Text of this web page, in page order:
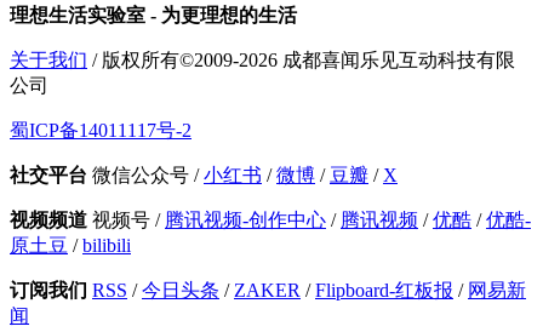
理想生活实验室 - 为更理想的生活
关于我们 / 版权所有©2009-2026 成都喜闻乐见互动科技有限
公司
蜀ICP备14011117号-2
社交平台 微信公众号 /小红书 /微博 / 豆瓣 / X
视频频道 视频号 / 腾讯视频-创作中心 / 腾讯视频 /优酷 /优酷-
原土豆 /bilibili
订阅我们 RSS /今日头条 / ZAKER /Flipboard-红板报 / 网易新
闻